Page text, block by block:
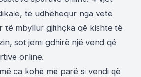
të udhëhequr nga vetë
të mbyllur gjithçka që kishte të
sot jemi gdhirë një vend që
online.
ca kohë më parë si vendi që